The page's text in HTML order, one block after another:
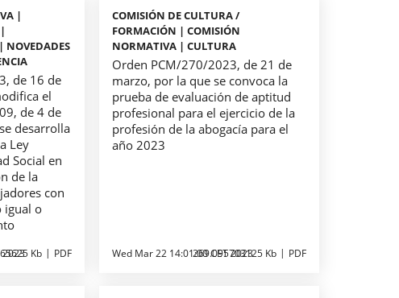
|
NOVEDADES
de 16 de
el
de 4 de
desarrolla
Ley
Social en
de la
con
igual o
2023 Kb PDF
COMISIÓN DE CULTURA /
FORMACIÓN | COMISIÓN
NORMATIVA | CULTURA
Orden PCM/270/2023, de 21 de
marzo, por la que se convoca la
prueba de evaluación de aptitud
profesional para el ejercicio de la
profesión de la abogacía para el
año 2023
Wed Mar 22 14:01:00 CET 2023
269.095703125 Kb PDF